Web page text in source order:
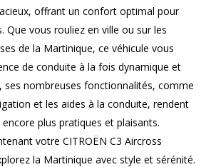
offrant un confort optimal pour
Que vous rouliez en ville ou sur les
de la Martinique, ce véhicule vous
de conduite à la fois dynamique et
ses nombreuses fonctionnalités, comme
et les aides à la conduite, rendent
plus pratiques et plaisants.
votre CITROËN C3 Aircross
la Martinique avec style et sérénité.